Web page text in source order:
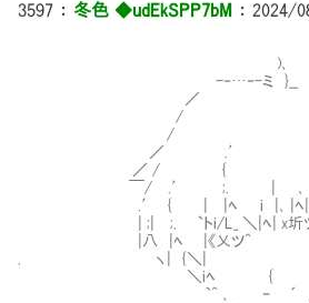
3597 ： 冬色 ◆udEkSPP7bM ： 2024/
)､
-‐…‐-ミ }__
／ ｀`
/
/
／ .′
／ / {
￣/ .′ ;. | ､
.′ { | |ﾍ i |､ |ﾍ|,>､
| ;| ;. `トi/L_ ＼|ﾍ| x圻ツ^
|八 |ﾍ |《乂ツ^ } これ
. ヽ| {＼| /
＼iﾍ { /'´/ 課せ
`^ ､ ｰ ´ /